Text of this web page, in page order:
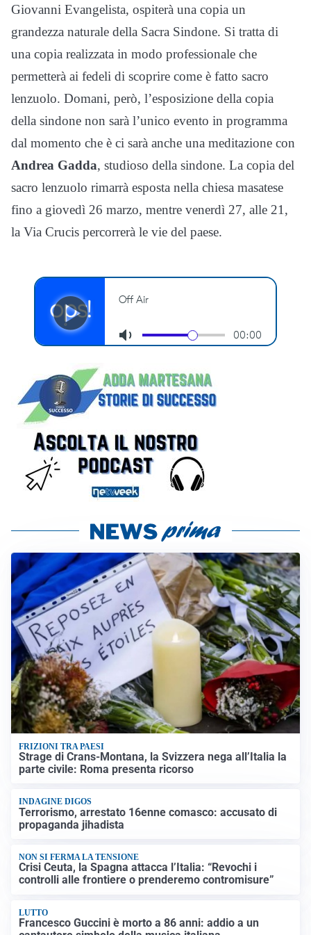
Giovanni Evangelista, ospiterà una copia un
grandezza naturale della Sacra Sindone. Si tratta di
una copia realizzata in modo professionale che
permetterà ai fedeli di scoprire come è fatto sacro
lenzuolo. Domani, però, l’esposizione della copia
della sindone non sarà l’unico evento in programma
dal momento che è ci sarà anche una meditazione con
Andrea Gadda, studioso della sindone. La copia del
sacro lenzuolo rimarrà esposta nella chiesa masatese
fino a giovedì 26 marzo, mentre venerdì 27, alle 21,
la Via Crucis percorrerà le vie del paese.
FRIZIONI TRA PAESI
Strage di Crans-Montana, la Svizzera nega all’Italia la
parte civile: Roma presenta ricorso
INDAGINE DIGOS
Terrorismo, arrestato 16enne comasco: accusato di
propaganda jihadista
NON SI FERMA LA TENSIONE
Crisi Ceuta, la Spagna attacca l’Italia: “Revochi i
controlli alle frontiere o prenderemo contromisure”
LUTTO
Francesco Guccini è morto a 86 anni: addio a un